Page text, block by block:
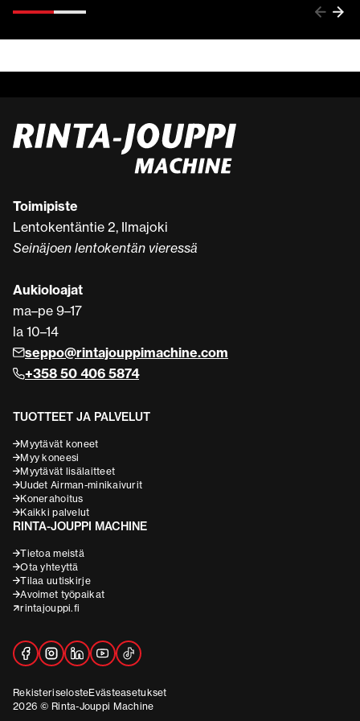
Toimipiste
Lentokentäntie 2, Ilmajoki
Seinäjoen lentokentän vieressä
Aukioloajat
ma–pe 9–17
la 10–14
seppo@rintajouppimachine.com
+358 50 406 5874
TUOTTEET JA PALVELUT
Myytävät koneet
Myy koneesi
Myytävät lisälaitteet
Uudet Airman-minikaivurit
Konerahoitus
Kaikki palvelut
RINTA-JOUPPI MACHINE
Tietoa meistä
Ota yhteyttä
Tilaa uutiskirje
Avoimet työpaikat
rintajouppi.fi
RekisteriselosteEvästeasetukset
2026 © Rinta-Jouppi Machine